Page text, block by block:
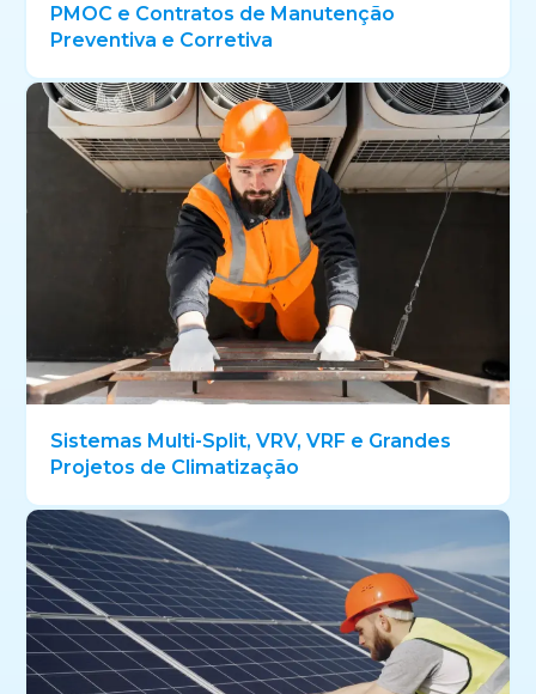
PMOC e Contratos de Manutenção
Preventiva e Corretiva
Sistemas Multi-Split, VRV, VRF e Grandes
Projetos de Climatização